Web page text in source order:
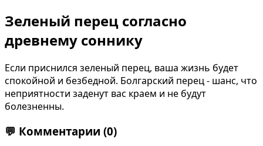
Зеленый перец согласно
древнему соннику
Если приснился зеленый перец, ваша жизнь будет
спокойной и безбедной. Болгарский перец - шанс, что
неприятности заденут вас краем и не будут
болезненны.
💬 Комментарии (0)